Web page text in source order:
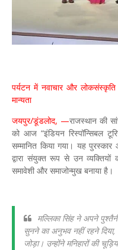
पर्यटन में नवाचार और
मान्यता
जयपुर/डूंडलोद, —राजस्थान की
को आज “इंडियन रिस्पॉन्सिबल
सम्मानित किया गया। यह
द्वारा संयुक्त रूप से उन व्यक्तियों
समावेशी और समाजोन्मुख बनाया है।
मल्लिका सिंह ने अपने
सुनने का अनुभव नहीं रहने
जोड़ा। उन्होंने मनिहारों की